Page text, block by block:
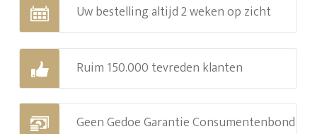
Uw bestelling altijd 2 weken op zicht
Ruim 150.000 tevreden klanten
Geen Gedoe Garantie Consumentenbond